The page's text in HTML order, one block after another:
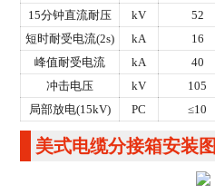
15分钟直流耐压
kV 52
短时耐受电流(2s)
kA 16
峰值耐受电流
kA 40
冲击电压
kV 105
局部放电(15kV)
PC ≤10
美式电缆分接箱安装图